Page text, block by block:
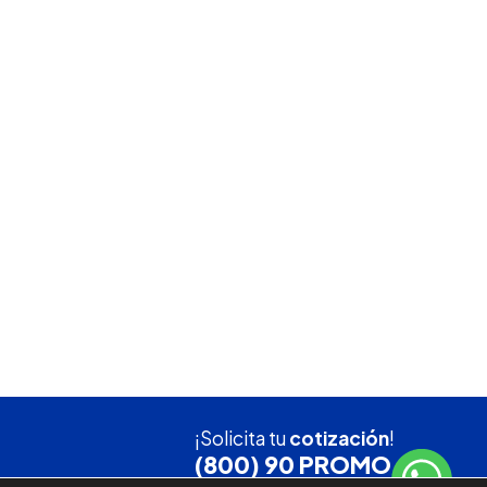
¡Solicita tucotización!
(800) 90 PROMO